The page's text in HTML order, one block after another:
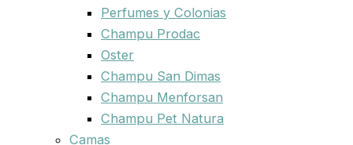
Perfumes y Colonias
Champu Prodac
Oster
Champu San Dimas
Champu Menforsan
Champu Pet Natura
Camas